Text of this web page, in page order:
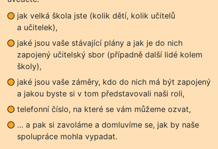
jak velká škola jste (kolik dětí, kolik učitelů
a učitelek),
jaké jsou vaše stávající plány a jak je do nich
zapojený učitelský sbor (případně další lidé kolem
školy),
jaké jsou vaše záměry, kdo do nich má být zapojený
a jakou byste si v tom představovali naši roli,
telefonní číslo, na které se vám můžeme ozvat,
… a pak si zavoláme a domluvíme se, jak by naše
spolupráce mohla vypadat.